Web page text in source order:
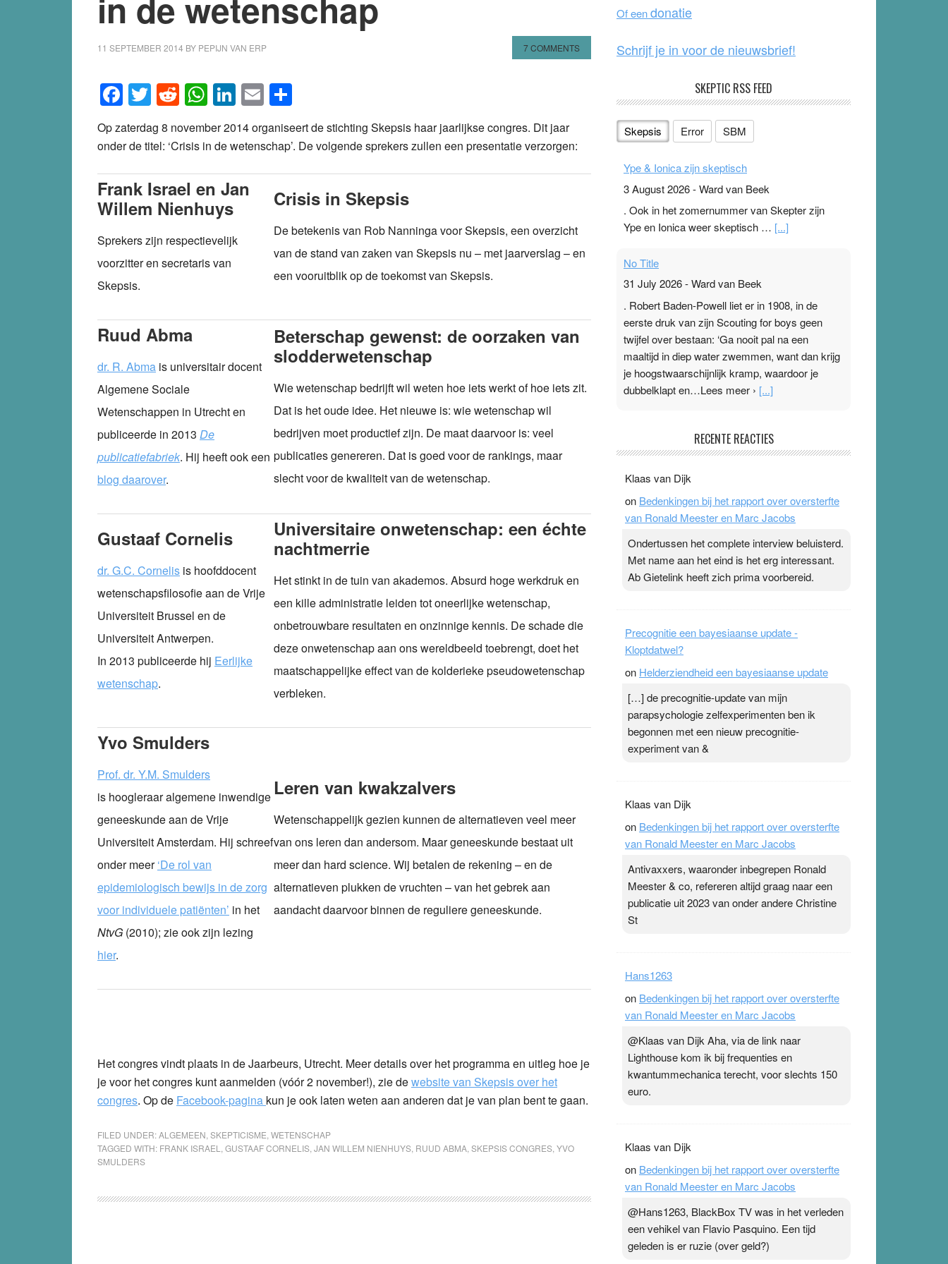
11 SEPTEMBER 2014 BY PEPIJN VAN ERP 7 COMMENTS
Facebook
Twitter
Reddit
WhatsApp
LinkedIn
Email
Op zaterdag 8 november 2014 organiseert de stichting Skepsis haar jaarlijkse congres. Dit jaar
onder de titel: ‘Crisis in de wetenschap’. De volgende sprekers zullen een presentatie verzorgen:
Frank Israel en Jan
Willem Nienhuys
Sprekers zijn respectievelijk
voorzitter en secretaris van
Skepsis.
Crisis in Skepsis
De betekenis van Rob Nanninga voor Skepsis, een overzicht
van de stand van zaken van Skepsis nu – met jaarverslag – en
een vooruitblik op de toekomst van Skepsis.
Ruud Abma
dr. R. Abma is universitair docent
Algemene Sociale
Wetenschappen in Utrecht en
publiceerde in 2013 De
publicatiefabriek. Hij heeft ook een
blog daarover.
Beterschap gewenst: de oorzaken van
slodderwetenschap
Wie wetenschap bedrijft wil weten hoe iets werkt of hoe iets zit.
Dat is het oude idee. Het nieuwe is: wie wetenschap wil
bedrijven moet productief zijn. De maat daarvoor is: veel
publicaties genereren. Dat is goed voor de rankings, maar
slecht voor de kwaliteit van de wetenschap.
Gustaaf Cornelis
dr. G.C. Cornelis is hoofddocent
wetenschapsfilosofie aan de Vrije
Universiteit Brussel en de
Universiteit Antwerpen.
In 2013 publiceerde hij Eerlijke
wetenschap.
Universitaire onwetenschap: een échte
nachtmerrie
Het stinkt in de tuin van akademos. Absurd hoge werkdruk en
een kille administratie leiden tot oneerlijke wetenschap,
onbetrouwbare resultaten en onzinnige kennis. De schade die
deze onwetenschap aan ons wereldbeeld toebrengt, doet het
maatschappelijke effect van de kolderieke pseudowetenschap
verbleken.
Yvo Smulders
Prof. dr. Y.M. Smulders
is hoogleraar algemene inwendige
geneeskunde aan de Vrije
Universiteit Amsterdam. Hij schreef
onder meer‘De rol van
epidemiologisch bewijs in de zorg
voor individuele patiënten’ in het
NtvG (2010); zie ook zijn lezing
hier.
Leren van kwakzalvers
Wetenschappelijk gezien kunnen de alternatieven veel meer
van ons leren dan andersom. Maar geneeskunde bestaat uit
meer dan hard science. Wij betalen de rekening – en de
alternatieven plukken de vruchten – van het gebrek aan
aandacht daarvoor binnen de reguliere geneeskunde.
Het congres vindt plaats in de Jaarbeurs, Utrecht. Meer details over het programma en uitleg hoe je
je voor het congres kunt aanmelden (vóór 2 november!), zie dewebsite van Skepsis over het
congres. Op de Facebook-pagina kun je ook laten weten aan anderen dat je van plan bent te gaan.
FILED UNDER:ALGEMEEN SKEPTICISME WETENSCHAP
TAGGED WITH: FRANK ISRAEL GUSTAAF CORNELIS JAN WILLEM NIENHUYS RUUD ABMA SKEPSIS CONGRES YVO
SMULDERS
k
Of eendonatie
Schrijf je in voor de nieuwsbrief!
SKEPTIC RSS FEED
Skepsis Error SBM
Ype & Ionica zijn skeptisch
3 August 2026-Ward van Beek
. Ook in het zomernummer van Skepter zijn
Ype en Ionica weer skeptisch … [...]
No Title
31 July 2026-Ward van Beek
. Robert Baden-Powell liet er in 1908, in de
eerste druk van zijn Scouting for boys geen
twijfel over bestaan: ‘Ga nooit pal na een
maaltijd in diep water zwemmen, want dan krijg
je hoogstwaarschijnlijk kramp, waardoor je
dubbelklapt en…Lees meer › [...]
Ward van Beek
topsporters. Ze hopen ermee hun hartslag te
verlagen terwijl ze meer zuurstof opnemen.
Daarop heeft zo’n pleister geen effect. Maar het
zijn. Door…Lees meer Pleisterplakkers in de
topspsort › [...]
RECENTE REACTIES
Klaas van Dijk
on Bedenkingen bij het rapport over oversterfte
van Ronald Meester en Marc Jacobs
Ondertussen het complete interview beluisterd.
Met name aan het eind is het erg interessant.
Ab Gietelink heeft zich prima voorbereid.
Precognitie een bayesiaanse update -
Kloptdatwel?
on Helderziendheid een bayesiaanse update
[…] de precognitie-update van mijn
parapsychologie zelfexperimenten ben ik
begonnen met een nieuw precognitie-
experiment van &
Klaas van Dijk
on Bedenkingen bij het rapport over oversterfte
van Ronald Meester en Marc Jacobs
Antivaxxers, waaronder inbegrepen Ronald
Meester & co, refereren altijd graag naar een
publicatie uit 2023 van onder andere Christine
St
Hans1263
on Bedenkingen bij het rapport over oversterfte
van Ronald Meester en Marc Jacobs
@Klaas van Dijk Aha, via de link naar
Lighthouse kom ik bij frequenties en
kwantummechanica terecht, voor slechts 150
euro.
Klaas van Dijk
on Bedenkingen bij het rapport over oversterfte
van Ronald Meester en Marc Jacobs
@Hans1263, BlackBox TV was in het verleden
een vehikel van Flavio Pasquino. Een tijd
geleden is er ruzie (over geld?)